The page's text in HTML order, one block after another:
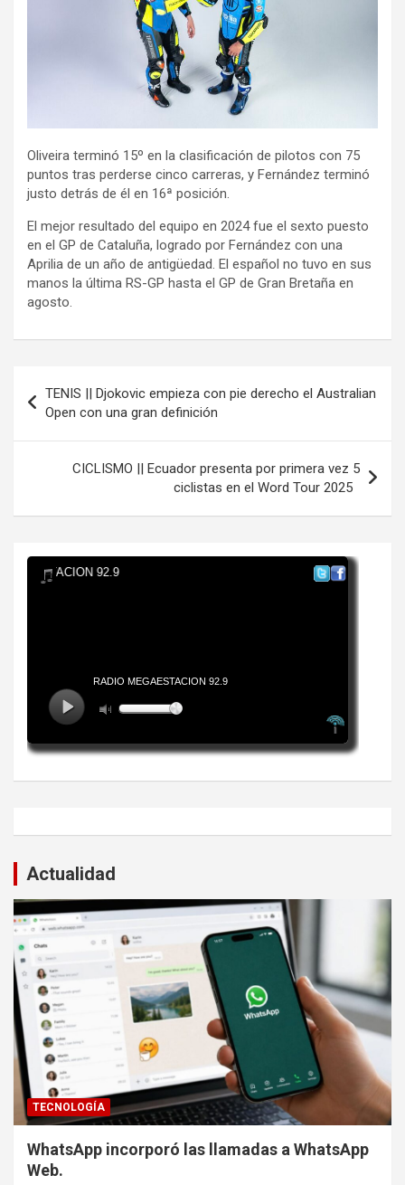
Oliveira terminó 15º en la clasificación de pilotos con 75
puntos tras perderse cinco carreras, y Fernández terminó
justo detrás de él en 16ª posición.
El mejor resultado del equipo en 2024 fue el sexto puesto
en el GP de Cataluña, logrado por Fernández con una
Aprilia de un año de antigüedad. El español no tuvo en sus
manos la última RS-GP hasta el GP de Gran Bretaña en
agosto.
de
entradas
TENIS || Djokovic empieza con pie derecho el Australian
Open con una gran definición
CICLISMO || Ecuador presenta por primera vez 5
ciclistas en el Word Tour 2025
Actualidad
TECNOLOGÍA
WhatsApp incorporó las llamadas a WhatsApp
Web.